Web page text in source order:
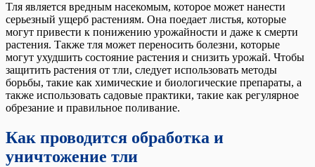
Тля является вредным насекомым, которое может нанести
серьезный ущерб растениям. Она поедает листья, которые
могут привести к понижению урожайности и даже к смерти
растения. Также тля может переносить болезни, которые
могут ухудшить состояние растения и снизить урожай. Чтобы
защитить растения от тли, следует использовать методы
борьбы, такие как химические и биологические препараты, а
также использовать садовые практики, такие как регулярное
обрезание и правильное поливание.
Как проводится обработка и
уничтожение тли